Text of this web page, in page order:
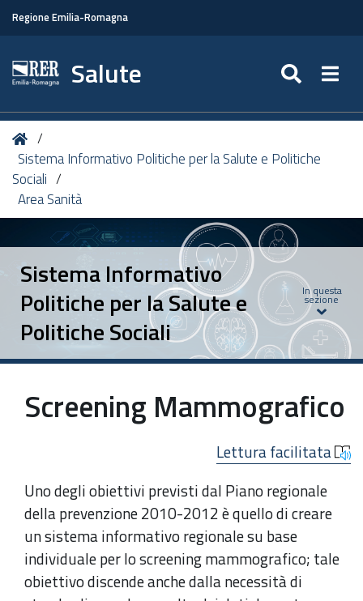
Regione Emilia-Romagna
Salute
Tu
sei
qui:
Home
Sistema Informativo Politiche per la Salute e Politiche
Sociali
Area Sanità
Sistema Informativo
Politiche per la Salute e
Politiche Sociali
In questa
sezione
Screening Mammografico
Lettura facilitata
Uno degli obiettivi previsti dal Piano regionale
della prevenzione 2010-2012 è quello di creare
un sistema informativo regionale su base
individuale per lo screening mammografico; tale
obiettivo discende anche dalla necessità di